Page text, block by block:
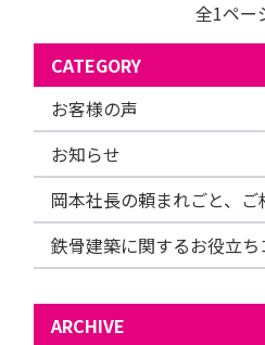
全1ペー
CATEGORY
お客様の声
お知らせ
岡本社長の頼まれごと、ご
鉄骨建築に関するお役立ち
ARCHIVE